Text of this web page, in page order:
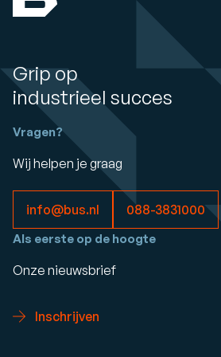
Grip op
industrieel succes
Vragen?
Wij helpen je graag
info@bus.nl 088-3831000
Als eerste op de hoogte
Onze nieuwsbrief
Inschrijven